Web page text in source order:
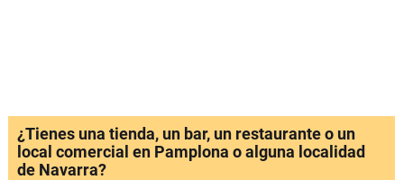
¿Tienes una tienda, un bar, un restaurante o un
local comercial en Pamplona o alguna localidad
de Navarra?